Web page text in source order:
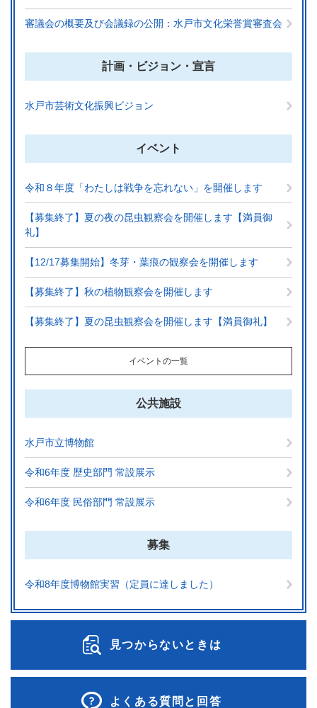
審議会の概要及び会議録の公開：水戸市文化栄誉賞審査会
計画・ビジョン・宣言
水戸市芸術文化振興ビジョン
イベント
令和８年度「わたしは戦争を忘れない」を開催します
【募集終了】夏の夜の昆虫観察会を開催します【満員御
礼】
【12/17募集開始】冬芽・葉痕の観察会を開催します
【募集終了】秋の植物観察会を開催します
【募集終了】夏の昆虫観察会を開催します【満員御礼】
イベントの一覧
公共施設
水戸市立博物館
令和6年度 歴史部門 常設展示
令和6年度 民俗部門 常設展示
募集
令和8年度博物館実習（定員に達しました）
見つからないときは
よくある質問と回答